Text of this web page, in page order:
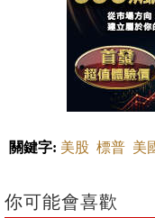
關鍵字: 美股 標普 美
你可能會喜歡